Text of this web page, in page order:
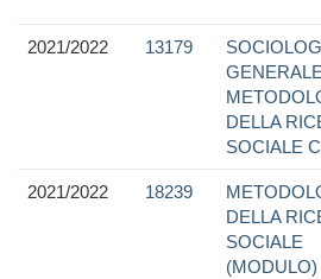
2021/2022 13179
DELLA
SOCIALE
2021/2022 18239
DELLA
SOCIALE
(MODULO)